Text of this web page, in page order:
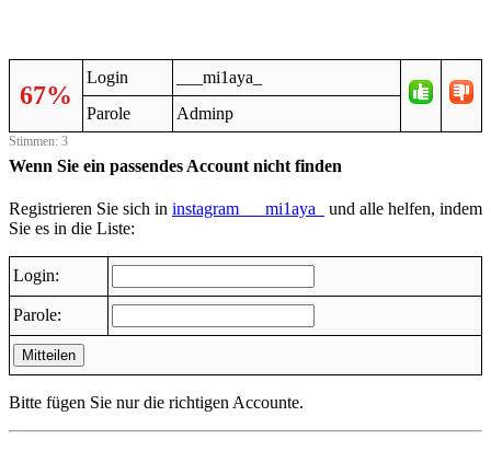
67%
Login
___mi1aya_
Parole
Adminp
Stimmen: 3
Wenn Sie ein passendes Account nicht finden
Registrieren Sie sich in instagram___mi1aya_
und alle helfen, indem
Sie es in die Liste:
Login:
Parole:
Mitteilen
Bitte fügen Sie nur die richtigen Accounte.